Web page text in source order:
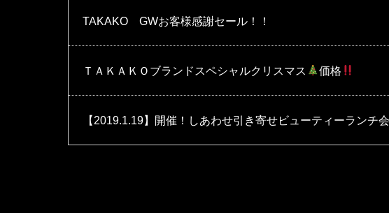
TAKAKO GWお客様感謝セール！！
ＴＡＫＡＫＯブランドスペシャルクリスマス 価格
【2019.1.19】開催！しあわせ引き寄せビューティーランチ